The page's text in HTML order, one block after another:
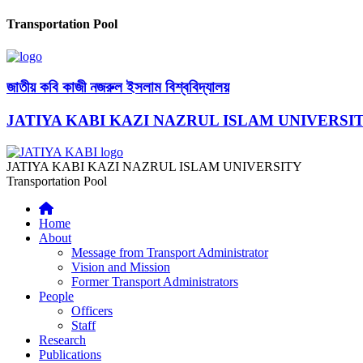
Transportation Pool
জাতীয় কবি কাজী নজরুল ইসলাম বিশ্ববিদ্যালয়
JATIYA KABI KAZI NAZRUL ISLAM
JATIYA KABI KAZI NAZRUL ISLAM UNIVERSITY
Transportation Pool
Home
About
Message from Transport Administrator
Vision and Mission
Former Transport Administrators
People
Officers
Staff
Research
Publications